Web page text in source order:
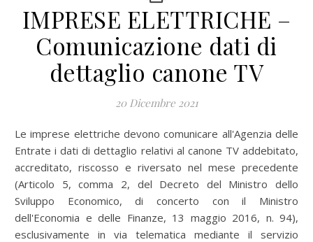
IMPRESE ELETTRICHE –
Comunicazione dati di
dettaglio canone TV
20 Dicembre 2021
Le imprese elettriche devono comunicare all'Agenzia delle
Entrate i dati di dettaglio relativi al canone TV addebitato,
accreditato, riscosso e riversato nel mese precedente
(Articolo 5, comma 2, del Decreto del Ministro dello
Sviluppo Economico, di concerto con il Ministro
dell'Economia e delle Finanze, 13 maggio 2016, n. 94),
esclusivamente in via telematica mediante il servizio